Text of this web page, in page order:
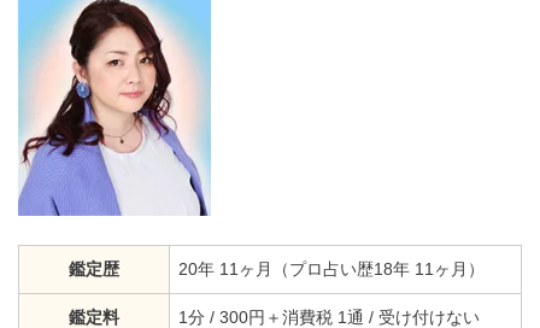
鑑定歴 20年 11ヶ月（プロ占い歴18年 11ヶ月）
鑑定料 1分 / 300円＋消費税 1通 / 受け付けない